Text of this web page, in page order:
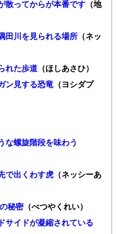
散ってからが本番です （地
田川を見られる場所 （ネッ
れた歩道 （ほしあさひ）
ン見する恐竜 （ヨシダプ
な螺旋階段を味わう
で出くわす虎 （ネッシーあ
秘密（べつやくれい）
サイドが凝縮されている